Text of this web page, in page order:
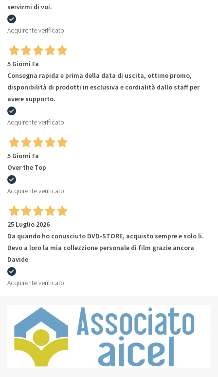
servirmi di voi.
Acquirente verificato
5 Giorni Fa
Consegna rapida e prima della data di uscita, ottime promo,
disponibilità di prodotti in esclusiva e cordialità dallo staff per
avere supporto.
Acquirente verificato
5 Giorni Fa
Over the Top
Acquirente verificato
25 Luglio 2026
Da quando ho conusciuto DVD-STORE, acquisto sempre e solo li.
Devo a loro la mia collezzione personale di film grazie ancora
Davide
Acquirente verificato